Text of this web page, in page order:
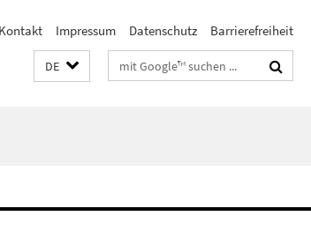
Kontakt Impressum Datenschutz Barrierefreiheit
DE Suchbegriffe